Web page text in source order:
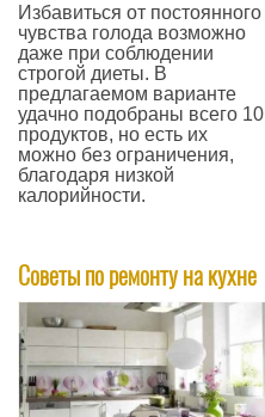
Избавиться от постоянного
чувства голода возможно
даже при соблюдении
строгой диеты. В
предлагаемом варианте
удачно подобраны всего 10
продуктов, но есть их
можно без ограничения,
благодаря низкой
калорийности.
Советы по ремонту на кухне